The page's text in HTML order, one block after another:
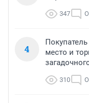
347
4
место и
310